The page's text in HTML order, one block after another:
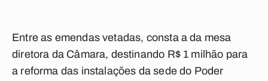
Entre as emendas vetadas, consta a da mesa
diretora da Câmara, destinando R$ 1 milhão para
a reforma das instalações da sede do Poder